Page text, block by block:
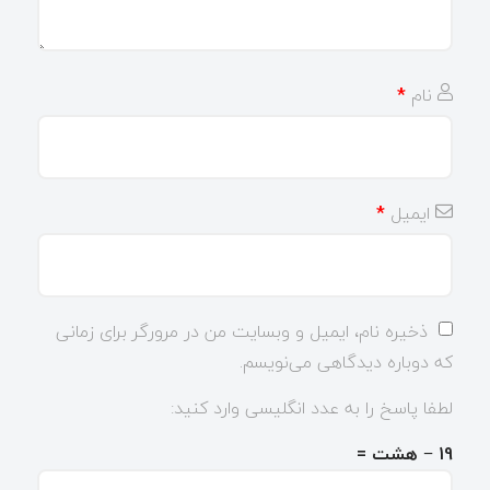
نام *
ایمیل *
ذخیره نام، ایمیل و وبسایت من در مرورگر برای زمانی
که دوباره دیدگاهی می‌نویسم.
لطفا پاسخ را به عدد انگلیسی وارد کنید:
19 − هشت =